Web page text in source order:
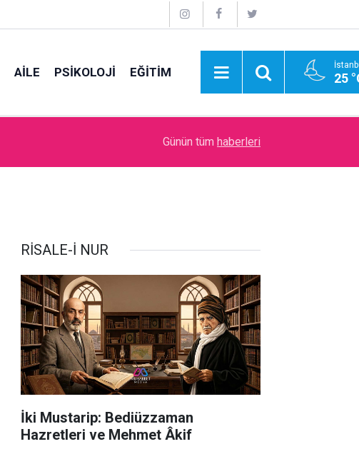
AİLE PSİKOLOJİ EĞİTİM 25
Bir can kardeşin ardından…
Günün tüm haberleri
RİSALE-İ NUR
İki Mustarip: Bediüzzaman
Hazretleri ve Mehmet Âkif